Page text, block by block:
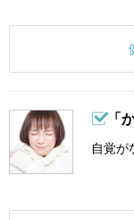
「
自覚が